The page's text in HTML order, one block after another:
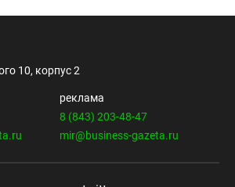
10, корпус 2
реклама
8 (843) 203-48-47
mir@business-gazeta.ru